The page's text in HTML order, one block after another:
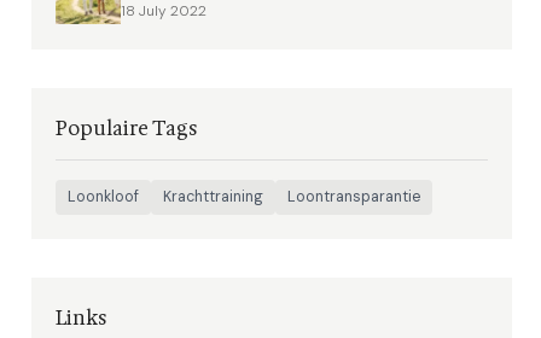
18 July 2022
Populaire Tags
Loonkloof Krachttraining Loontransparantie
Links